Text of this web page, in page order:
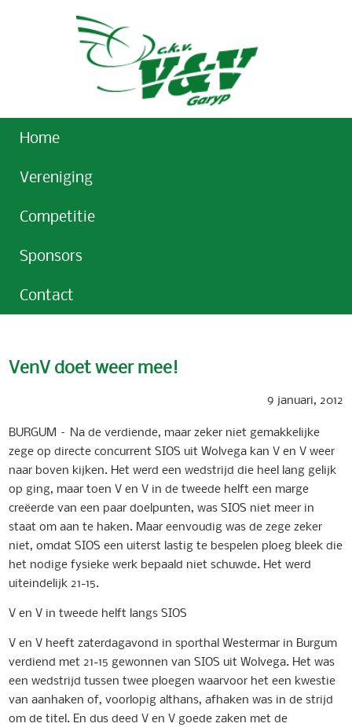
Home
Vereniging
Competitie
Sponsors
Contact
VenV doet weer mee!
9 januari, 2012
BURGUM – Na de verdiende, maar zeker niet gemakkelijke
zege op directe concurrent SIOS uit Wolvega kan V en V weer
naar boven kijken. Het werd een wedstrijd die heel lang gelijk
op ging, maar toen V en V in de tweede helft een marge
creëerde van een paar doelpunten, was SIOS niet meer in
staat om aan te haken. Maar eenvoudig was de zege zeker
niet, omdat SIOS een uiterst lastig te bespelen ploeg bleek die
het nodige fysieke werk bepaald niet schuwde. Het werd
uiteindelijk 21-15.
V en V in tweede helft langs SIOS
V en V heeft zaterdagavond in sporthal Westermar in Burgum
verdiend met 21-15 gewonnen van SIOS uit Wolvega. Het was
een wedstrijd tussen twee ploegen waarvoor het een kwestie
van aanhaken of, voorlopig althans, afhaken was in de strijd
om de titel. En dus deed V en V goede zaken met de